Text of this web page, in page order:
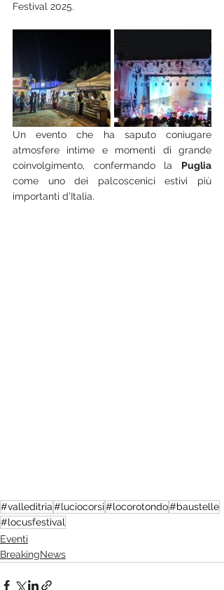
Festival 2025.
Un evento che ha saputo coniugare
atmosfere intime e momenti di grande
coinvolgimento, confermando la
come uno dei palcoscenici estivi più
importanti d’Italia.
#valleditria#luciocorsi#locorotondo#baustelle
#locusfestival
Eventi
BreakingNews